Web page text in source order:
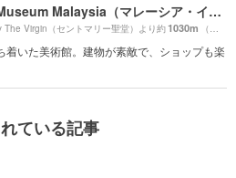
Islamic Arts Museum Malaysia（マレーシア・イスラム美術館）
Virgin（セントマリー聖堂）より約1030m （徒歩18分）
着いた美術館。建物が素敵で、ショップも楽
ている記事